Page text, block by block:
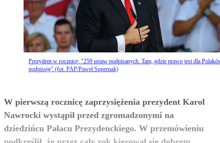
Prezydent w rocznicę: "259 ustaw podpisanych. Tam, gdzie prawo jest dla
podpisuję" (fot. PAP/Paweł Supernak)
W pierwszą rocznicę zaprzysiężenia prezydent Karol
Nawrocki wystąpił przed zgromadzonymi na
dziedzińcu Pałacu Prezydenckiego. W przemówieniu